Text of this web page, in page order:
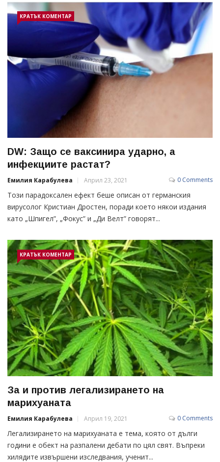
КРАТЪК КОМЕНТАР
DW: Защо се ваксинира ударно, а
инфекциите растат?
Емилия Карабулева Април 23, 2021 0 Comments
Този парадоксален ефект беше описан от германския
вирусолог Кристиан Дростен, поради което някои издания
като „Шпигел”, „Фокус” и „Ди Велт” говорят...
КРАТЪК КОМЕНТАР
За и против легализирането на
марихуаната
Емилия Карабулева Април 19, 2021 0 Comments
Легализирането на марихуаната е тема, която от дълги
години е обект на разпалени дебати по цял свят. Въпреки
хилядите извършени изследвания, ученит...